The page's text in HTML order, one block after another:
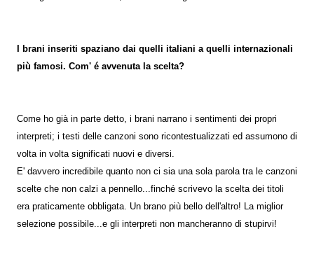
I brani inseriti spaziano dai quelli italiani a quelli internazionali
più famosi. Com' é avvenuta la scelta?
Come ho già in parte detto, i brani narrano i sentimenti dei propri
interpreti; i testi delle canzoni sono ricontestualizzati ed assumono di
volta in volta significati nuovi e diversi.
E' davvero incredibile quanto non ci sia una sola parola tra le canzoni
scelte che non calzi a pennello...finché scrivevo la scelta dei titoli
era praticamente obbligata. Un brano più bello dell'altro! La miglior
selezione possibile...e gli interpreti non mancheranno di stupirvi!